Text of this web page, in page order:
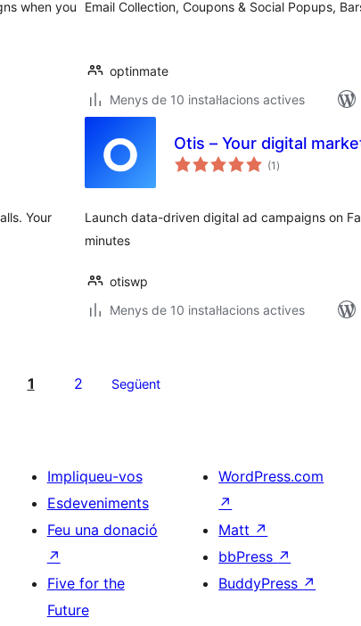
when you
Email Collection, Coupons & Social Popups,
optinmate
Menys de 10 instal·lacions actives
Your
Otis – Your digital
(1 puntuacions
totals
)
Launch data-driven digital ad campaigns on
minutes
otiswp
Menys de 10 instal·lacions actives
1 2 Següent
Impliqueu-vos
Esdeveniments
Feu una donació
↗
Five for the
Future
WordPress.com
↗
Matt ↗
bbPress ↗
BuddyPress ↗